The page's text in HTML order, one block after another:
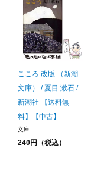
こころ 改版 （新潮
文庫） / 夏目 漱石 /
新潮社 【送料無
料】【中古】
文庫
240円（税込）